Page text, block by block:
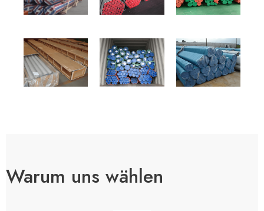
Warum uns wählen